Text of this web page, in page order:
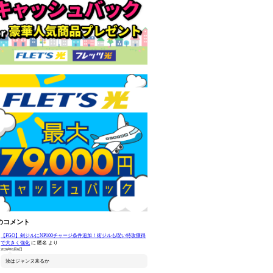
コメント
【FGO】剣ジルにNP100チャージ条件追加！術ジルも呪い特攻獲得
で大きく強化 に 匿名 より
2026年8月6日
汝はジャンヌ来るか